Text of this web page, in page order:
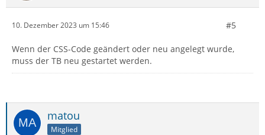
10. Dezember 2023 um 15:46 #5
Wenn der CSS-Code geändert oder neu angelegt wurde,
muss der TB neu gestartet werden.
matou
Mitglied